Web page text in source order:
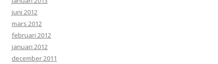
juni 2012
mars 2012
februari 2012
januari 2012
december 2011